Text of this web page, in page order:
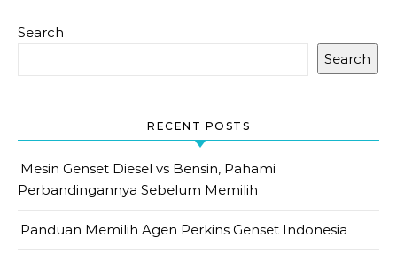
Search
Search
RECENT POSTS
Mesin Genset Diesel vs Bensin, Pahami
Perbandingannya Sebelum Memilih
Panduan Memilih Agen Perkins Genset Indonesia